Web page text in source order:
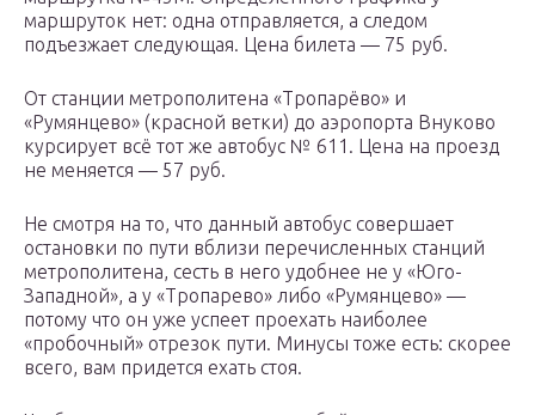
маршруток нет: одна отправляется, а следом
подъезжает следующая. Цена билета — 75 руб.
От станции метрополитена «Тропарёво» и
«Румянцево» (красной ветки) до аэропорта Внуково
курсирует всё тот же автобус № 611. Цена на проезд
не меняется — 57 руб.
Не смотря на то, что данный автобус совершает
остановки по пути вблизи перечисленных станций
метрополитена, сесть в него удобнее не у «Юго-
Западной», а у «Тропарево» либо «Румянцево» —
потому что он уже успеет проехать наиболее
«пробочный» отрезок пути. Минусы тоже есть: скорее
всего, вам придется ехать стоя.